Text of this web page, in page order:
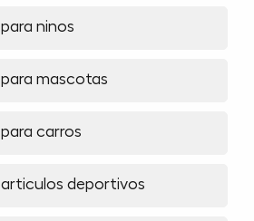
para ninos
para mascotas
para carros
articulos deportivos